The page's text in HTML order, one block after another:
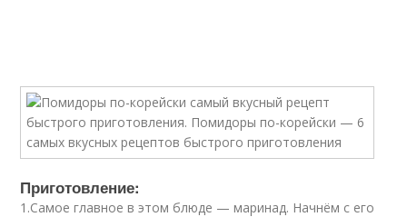
Приготовление:
1.Самое главное в этом блюде — маринад. Начнём с его